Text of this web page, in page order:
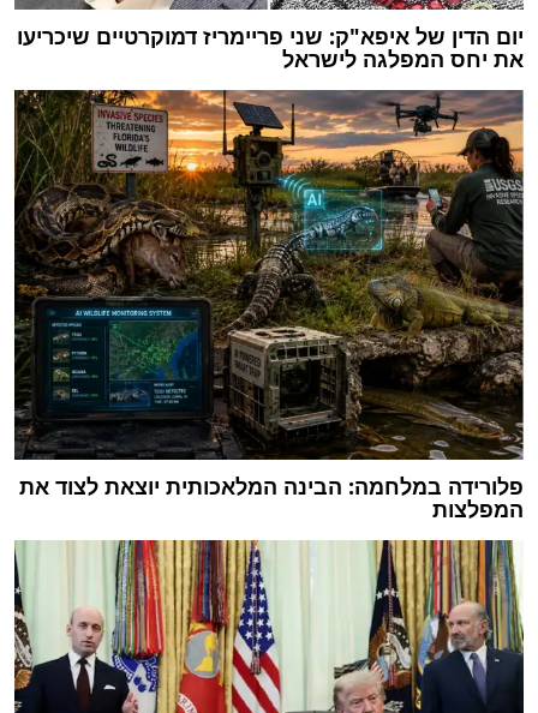
יום הדין של איפא"ק: שני פריימריז דמוקרטיים שיכריעו
את יחס המפלגה לישראל
פלורידה במלחמה: הבינה המלאכותית יוצאת לצוד את
המפלצות